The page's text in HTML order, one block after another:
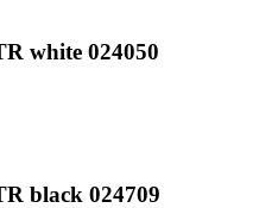
white 024050
black 024709